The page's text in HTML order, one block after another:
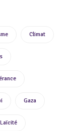
Climat
Gaza
Laïcité